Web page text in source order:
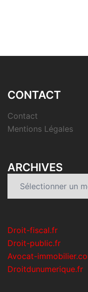
CONTACT
Contact
Mentions Légales
ARCHIVES
Droit-fiscal.fr
Droit-public.fr
Avocat-
Droitdunumerique.fr